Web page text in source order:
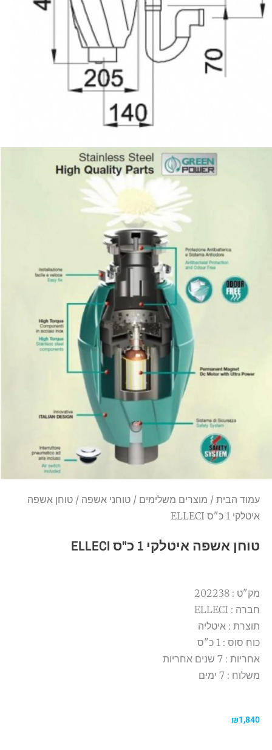
עמוד הבית / מוצרים משלימים / טוחני אשפה / טוחן אשפה
איטלקי 1 כ"ס ELLECI
טוחן אשפה איטלקי 1 כ"ס ELLECI
מק"ט : 202238
חברה : ELLECI
תוצרת : איטליה
כוח סוס : 1 כ"ס
אחריות : 7 שנים אחריות
משלוח : 7 ימים
₪1,840